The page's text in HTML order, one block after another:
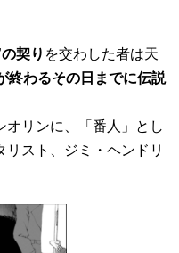
契り を交わした者は天
終わるその日までに伝説
オリンに、「番人」とし
スト、ジミ・ヘンドリ